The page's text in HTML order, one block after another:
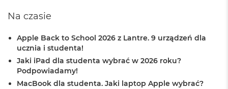
o
k
e
o
r
e
b
Na czasie
Apple Back to School 2026 z Lantre. 9 urządzeń dla
ucznia i studenta!
Jaki iPad dla studenta wybrać w 2026 roku?
Podpowiadamy!
MacBook dla studenta. Jaki laptop Apple wybrać?